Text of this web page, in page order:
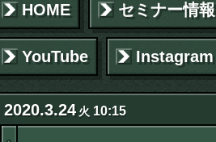
HOME セミナー情報
YouTube Instagram
2020.3.24 火 10:15